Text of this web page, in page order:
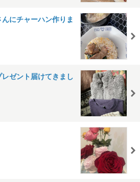
にチャーハン作りま
ゼント届けてきまし